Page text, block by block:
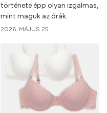
története épp olyan izgalmas,
mint maguk az órák.
2026. MÁJUS 25.